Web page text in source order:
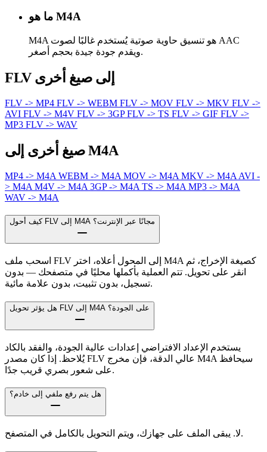
ما هو M4A
M4A هو تنسيق حاوية صوتية يُستخدم غالبًا لصوت AAC
ويقدم جودة جيدة بحجم أصغر.
FLV إلى صيغ أخرى
FLV -> MP4 FLV -> WEBM FLV -> MOV FLV -> MKV FLV ->
AVI FLV -> M4V FLV -> 3GPFLV -> TS FLV -> GIF FLV ->
MP3 FLV -> WAV
صيغ أخرى إلى M4A
MP4 -> M4A WEBM -> M4A MOV -> M4A MKV -> M4A AVI -
> M4A M4V -> M4A 3GP -> M4A TS -> M4A MP3 -> M4A
WAV -> M4A
كيف أحول FLV إلى M4A مجانًا عبر الإنترنت؟
اسحب ملف FLV إلى المحول أعلاه، اختر M4A كصيغة الإخراج، ثم
انقر على تحويل. تتم العملية بأكملها محليًا في متصفحك — بدون
تسجيل، بدون تثبيت، بدون علامة مائية.
هل يؤثر تحويل FLV إلى M4A على الجودة؟
يستخدم الإعداد الافتراضي إعدادات عالية الجودة، والفقد بالكاد
يُلاحظ. إذا كان مصدر FLV عالي الدقة، فإن مخرج M4A سيحافظ
على شعور بصري قريب جدًا.
هل يتم رفع ملفي إلى خادم؟
لا. يبقى الملف على جهازك، ويتم التحويل بالكامل في المتصفح.